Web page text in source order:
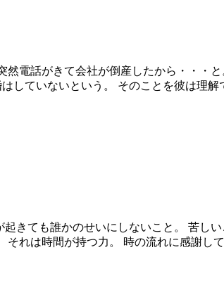
電話がきて会社が倒産したから・・・
ていないという。 そのことを彼は理
きても誰かのせいにしないこと。 苦し
れは時間が持つ力。 時の流れに感謝し